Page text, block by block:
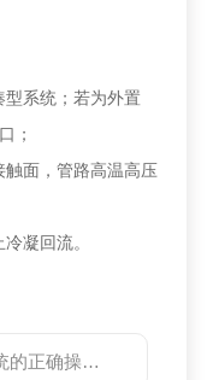
系统；若为外置
；
面，管路高温高压
凝回流。
作使用方法